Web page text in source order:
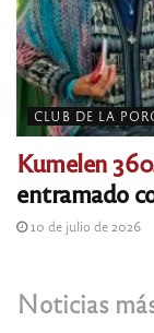
CLUB DE LA
Kumelen
entramado
10 de julio de 2026
Noticias